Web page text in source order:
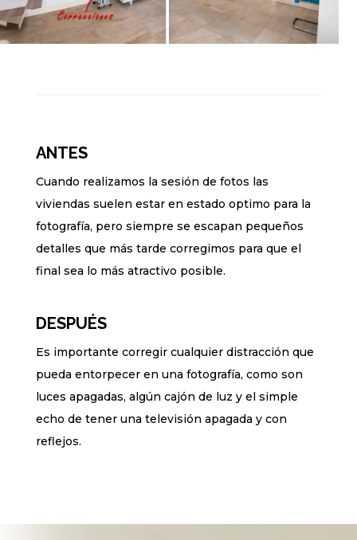
ANTES
Cuando realizamos la sesión de fotos las
viviendas suelen estar en estado optimo para la
fotografía, pero siempre se escapan pequeños
detalles que más tarde corregimos para que el
final sea lo más atractivo posible.
DESPUÉS
Es importante corregir cualquier distracción que
pueda entorpecer en una fotografía, como son
luces apagadas, algún cajón de luz y el simple
echo de tener una televisión apagada y con
reflejos.